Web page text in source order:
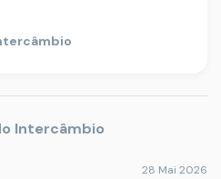
Intercâmbio
28 Mai 2026